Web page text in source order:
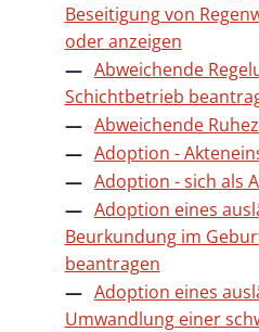
Beseitigung von
oder anzeigen
Abweichende
Schichtbetrieb
Abweichende
Adoption -
Adoption - sich als
Adoption eines
Beurkundung im
beantragen
Adoption eines
Umwandlung einer